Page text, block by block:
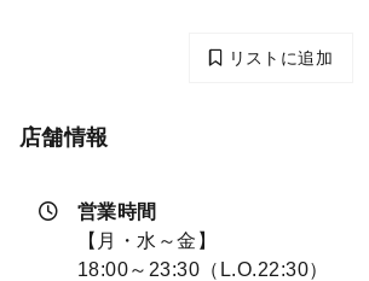
リストに追加
店舗情報
営業時間
【月・水～金】
18:00～23:30（L.O.22:30）